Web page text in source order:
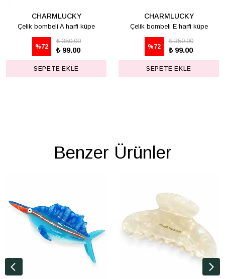
CHARMLUCKY
Çelik bombeli A harfi küpe
%72
₺ 350.00
₺ 99.00
SEPETE EKLE
CHARMLUCKY
Çelik bombeli E harfi küpe
%72
₺ 350.00
₺ 99.00
SEPETE EKLE
Benzer Ürünler